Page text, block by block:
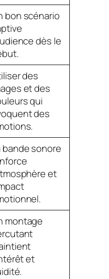
bon scénario
dès le
des
et des
qui
des
bande sonore
et
montage
et